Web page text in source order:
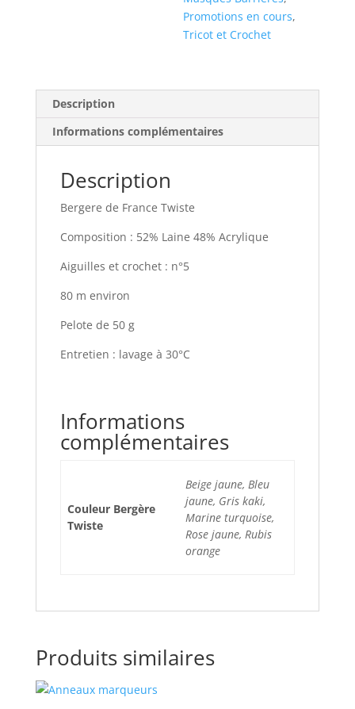
Promotions en cours,
Tricot et Crochet
Description
Informations complémentaires
Description
Bergere de France Twiste
Composition : 52% Laine 48% Acrylique
Aiguilles et crochet : n°5
80 m environ
Pelote de 50 g
Entretien : lavage à 30°C
Informations
complémentaires
Couleur Bergère
Twiste
Beige jaune, Bleu
jaune, Gris kaki,
Marine turquoise,
Rose jaune, Rubis
orange
Produits similaires